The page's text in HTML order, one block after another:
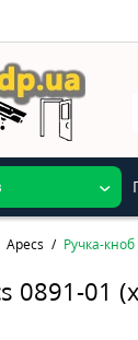
Apecs Ручка-
0891-01